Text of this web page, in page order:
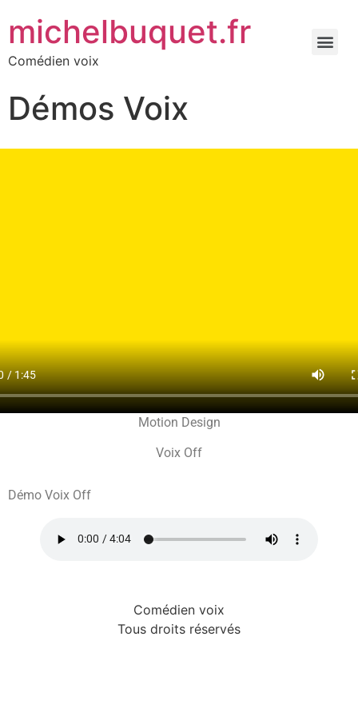
michelbuquet.fr
Comédien voix
Démos Voix
Motion Design
Voix Off
Démo Voix Off
Comédien voix
Tous droits réservés